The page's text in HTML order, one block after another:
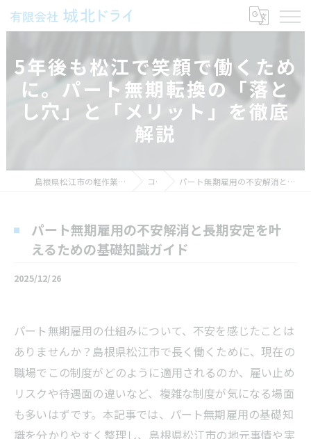
5年後も松江で笑顔で働くため
に。パート無期転換の「落と
し穴」と「メリット」を徹底
解説
島根県松江市の軽作業の求人なら有限会社城北ドライ コラム パート無期雇用の不安解消と長期安定を叶えるための基礎知識ガイド
パート無期雇用の不安解消と長期安定を叶
えるための基礎知識ガイド
2025/12/26
パート無期雇用の仕組みについて、不安を感じたことは
ありませんか？島根県松江市で長く働くために、現在の
職場でこの制度がどのように適用されるのか、雇い止め
リスクや待遇面の違いなど、複雑な制度が気になる場面
も多いはずです。本記事では、パート無期雇用の基礎知
識を分かりやすく整理し、島根県松江市の地元事情や実